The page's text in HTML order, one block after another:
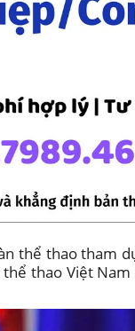
thể thao tham
thao Việt